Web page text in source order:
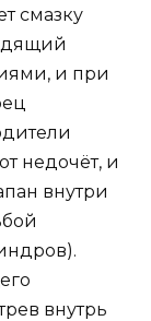
смазку
и при
недочёт, и
внутри
внутрь